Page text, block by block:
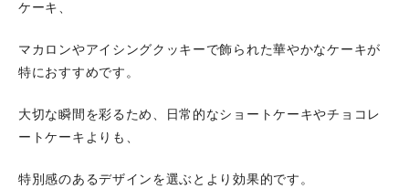
ケーキ、
マカロンやアイシングクッキーで飾られた華やかなケーキが
特におすすめです。
大切な瞬間を彩るため、日常的なショートケーキやチョコレ
ートケーキよりも、
特別感のあるデザインを選ぶとより効果的です。